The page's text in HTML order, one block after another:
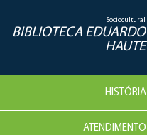
Sociocultural
BIBLIOTECA EDUARDO
HAUTE
HISTÓRIA
ATENDIMENTO